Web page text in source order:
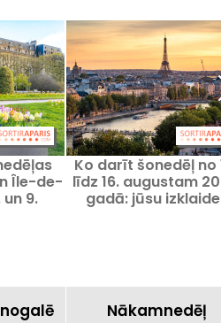
Île-de-
un 9.
Ko darīt šonedēļ no
līdz 16. augustam
gadā: jūsu
Nākamnedēļ